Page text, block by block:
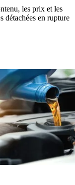
les prix et les
détachées en rupture